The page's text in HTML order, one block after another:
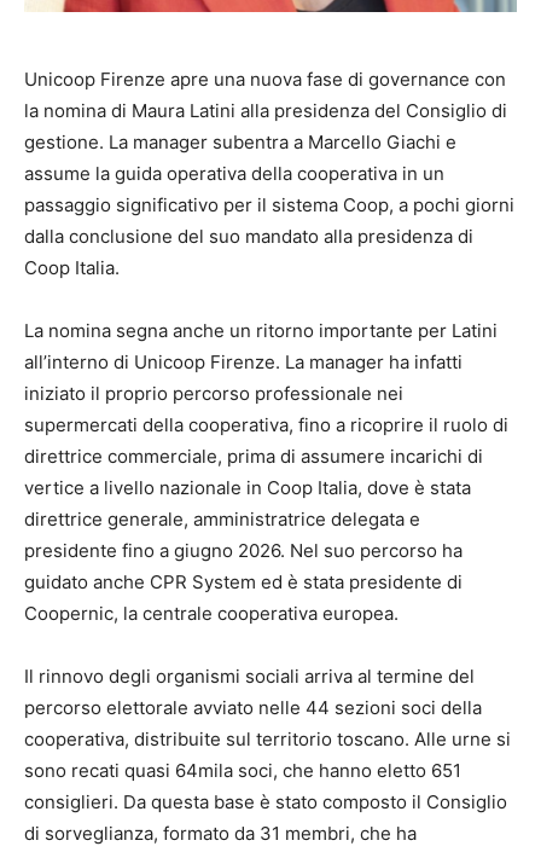
Unicoop Firenze apre una nuova fase di governance con
la nomina di Maura Latini alla presidenza del Consiglio di
gestione. La manager subentra a Marcello Giachi e
assume la guida operativa della cooperativa in un
passaggio significativo per il sistema Coop, a pochi giorni
dalla conclusione del suo mandato alla presidenza di
Coop Italia.
La nomina segna anche un ritorno importante per Latini
all’interno di Unicoop Firenze. La manager ha infatti
iniziato il proprio percorso professionale nei
supermercati della cooperativa, fino a ricoprire il ruolo di
direttrice commerciale, prima di assumere incarichi di
vertice a livello nazionale in Coop Italia, dove è stata
direttrice generale, amministratrice delegata e
presidente fino a giugno 2026. Nel suo percorso ha
guidato anche CPR System ed è stata presidente di
Coopernic, la centrale cooperativa europea.
Il rinnovo degli organismi sociali arriva al termine del
percorso elettorale avviato nelle 44 sezioni soci della
cooperativa, distribuite sul territorio toscano. Alle urne si
sono recati quasi 64mila soci, che hanno eletto 651
consiglieri. Da questa base è stato composto il Consiglio
di sorveglianza, formato da 31 membri, che ha